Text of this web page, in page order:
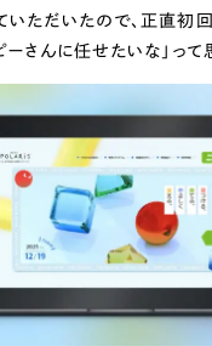
いただいたので、正直初
ーさんに任せたいな」って